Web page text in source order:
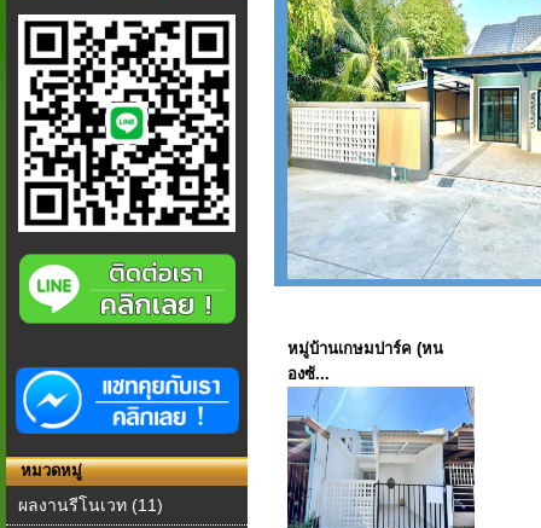
หมวดหมู่
ผลงานรีโนเวท (11)
หมู่บ้านเกษมปาร์ค (หน
องซ้...